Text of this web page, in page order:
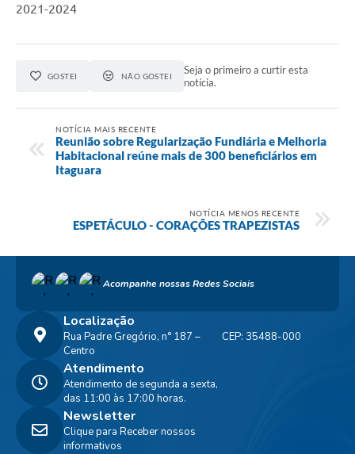
2021-2024
GOSTEI NÃO GOSTEI
Seja o primeiro a curtir esta
notícia.
NOTÍCIA MAIS RECENTE
Reunião sobre Regularização Fundiária e Melhoria
Habitacional reúne mais de 300 beneficiários em
Itaguara
NOTÍCIA MENOS RECENTE
ESPETÁCULO - CORAÇÕES TRAPEZISTAS
Acompanhe nossas Redes Sociais
Localização
Rua Padre Gregório, n° 187 –
Centro
CEP: 35488-000
Atendimento
Atendimento de segunda a sexta,
das 11:00 às 17:00 horas.
Newsletter
Clique para Receber nossos
informativos